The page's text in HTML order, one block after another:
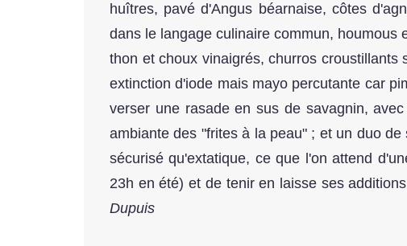
huîtres, pavé d'Angus béarnaise, côtes
dans le langage culinaire commun,
thon et choux vinaigrés, churros
extinction d'iode mais mayo percutante car
verser une rasade en sus de savagnin,
ambiante des "frites à la peau" ; et un duo
sécurisé qu'extatique, ce que l'on attend
23h en été) et de tenir en laisse ses
Dupuis